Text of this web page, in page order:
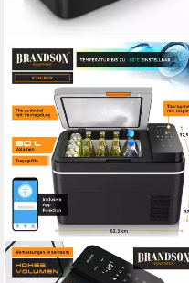
BRANDSON
Elektrische Kühlbox